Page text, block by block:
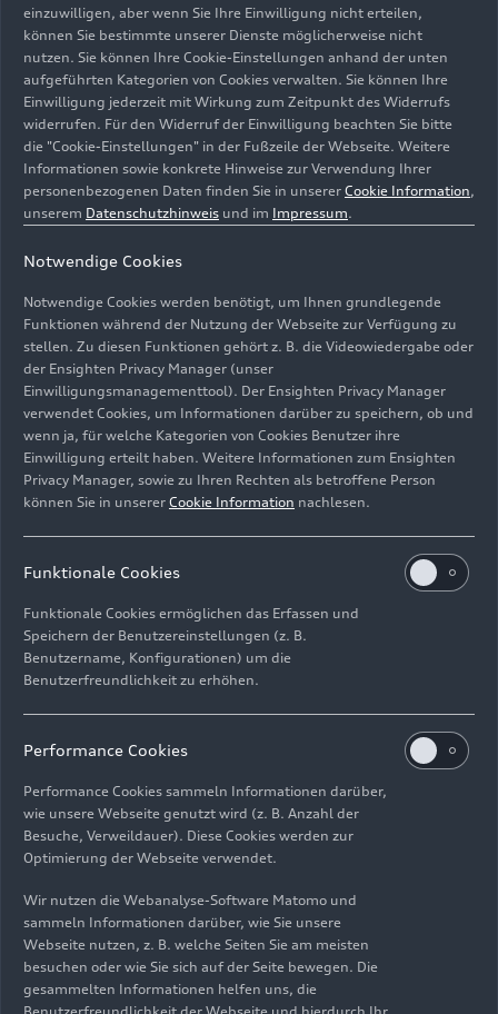
Informationen zu den Modellen
Unternehmensleitung
Mit Kompetenz und Führung setzt sich die
Unternehmensleitung der AUDI AG intensiv für
die Belange der Audi Kundschaft sowie der
Fundament für eine verantwortungsvolle
Unternehmensführung.
Mehr erfahren
einzuwilligen, aber wenn Sie Ihre Einwilligung nicht erteilen,
können Sie bestimmte unserer Dienste möglicherweise nicht
nutzen. Sie können Ihre Cookie-Einstellungen anhand der unten
aufgeführten Kategorien von Cookies verwalten. Sie können Ihre
Einwilligung jederzeit mit Wirkung zum Zeitpunkt des Widerrufs
widerrufen. Für den Widerruf der Einwilligung beachten Sie bitte
die "Cookie-Einstellungen" in der Fußzeile der Webseite. Weitere
Informationen sowie konkrete Hinweise zur Verwendung Ihrer
personenbezogenen Daten finden Sie in unserer Cookie Information,
unserem Datenschutzhinweis und im Impressum.
Notwendige Cookies
Notwendige Cookies werden benötigt, um Ihnen grundlegende
Funktionen während der Nutzung der Webseite zur Verfügung zu
stellen. Zu diesen Funktionen gehört z. B. die Videowiedergabe oder
der Ensighten Privacy Manager (unser
Einwilligungsmanagementtool). Der Ensighten Privacy Manager
verwendet Cookies, um Informationen darüber zu speichern, ob und
wenn ja, für welche Kategorien von Cookies Benutzer ihre
Einwilligung erteilt haben. Weitere Informationen zum Ensighten
Privacy Manager, sowie zu Ihren Rechten als betroffene Person
können Sie in unserer Cookie Information nachlesen.
Funktionale Cookies
Funktionale Cookies ermöglichen das Erfassen und
Speichern der Benutzereinstellungen (z. B.
Benutzername, Konfigurationen) um die
Benutzerfreundlichkeit zu erhöhen.
Performance Cookies
Performance Cookies sammeln Informationen darüber,
wie unsere Webseite genutzt wird (z. B. Anzahl der
Besuche, Verweildauer). Diese Cookies werden zur
Optimierung der Webseite verwendet.
Wir nutzen die Webanalyse-Software Matomo und
sammeln Informationen darüber, wie Sie unsere
Webseite nutzen, z. B. welche Seiten Sie am meisten
besuchen oder wie Sie sich auf der Seite bewegen. Die
gesammelten Informationen helfen uns, die